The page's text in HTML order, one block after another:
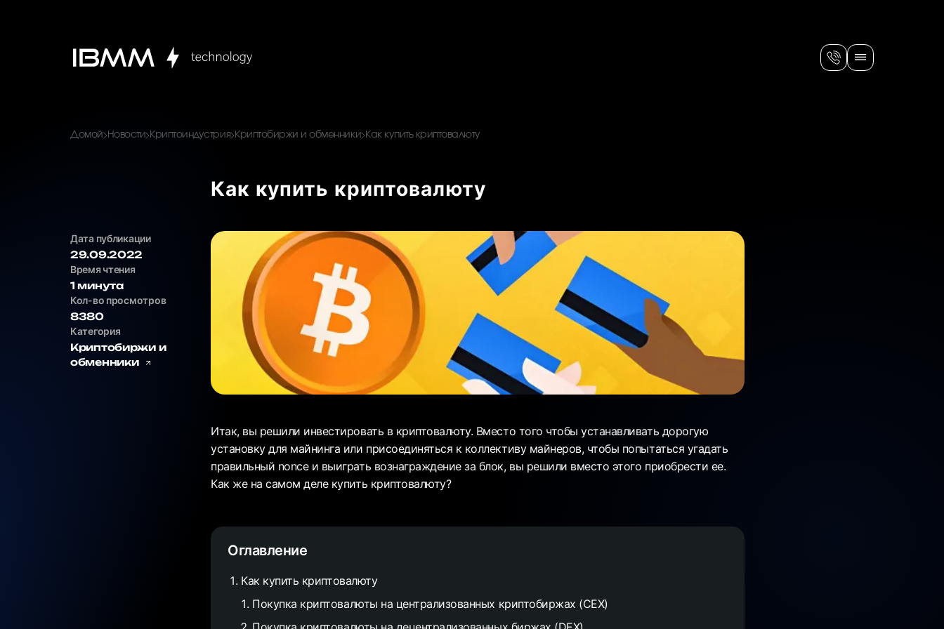
Домой Новости Криптоиндустрия Криптобиржи и обменники Как купить криптовалюту
Как купить криптовалюту
Дата публикации
29.09.2022
Время чтения
1 минута
Кол-во просмотров
8380
Категория
Криптобиржи и
обменники
Итак, вы решили инвестировать в криптовалюту. Вместо того чтобы устанавливать дорогую
установку для майнинга или присоединяться к коллективу майнеров, чтобы попытаться угадать
правильный nonce и выиграть вознаграждение за блок, вы решили вместо этого приобрести ее.
Как же на самом деле купить криптовалюту?
Оглавление
Как купить криптовалюту
Покупка криптовалюты на централизованных криптобиржах (CEX)